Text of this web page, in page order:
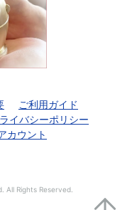
ご利用ガイド
イバシーポリシー
カウント
All Rights Reserved.